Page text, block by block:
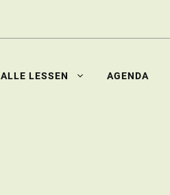
ALLE LESSEN AGENDA